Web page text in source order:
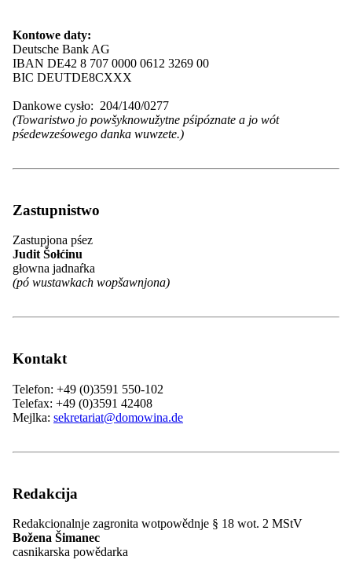
Spěchowańske towaristwo za serbsku
SKI Barliń
Towarišnosć za spěchowanje Serbskego
ludowego ansambla
Župa "Michał Hórnik" Kamjenc
Wjednistwo a gremije
Pśeglěd: Zwězkowe pśedsedaŕstwo
Cłonki Zwězkowego pśedsedaŕstwa
Prezidium
Mjeńšynowy sekretariat
Serwisowy běrow
Kontowe daty:
Deutsche Bank AG
IBAN DE42 8 707 0000 0612 3269 00
BIC DEUTDE8CXXX
Dankowe cysło: 204/140/0277
(Towaristwo jo powšyknowužytne pśipóznate a jo wót
pśedewześowego danka wuwzete.)
Zastupnistwo
Zastupjona pśez
Judit Šołćinu
głowna jadnaŕka
(pó wustawkach wopšawnjona)
Kontakt
Telefon: +49 (0)3591 550-102
Telefax: +49 (0)3591 42408
Mejlka: sekretariat@domowina.de
Redakcija
Redakcionalnje zagronita wotpowědnje § 18 wot. 2 MStV
Božena Šimanec
casnikarska powědarka